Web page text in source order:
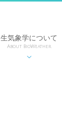
生気象学について
About BioWeather
